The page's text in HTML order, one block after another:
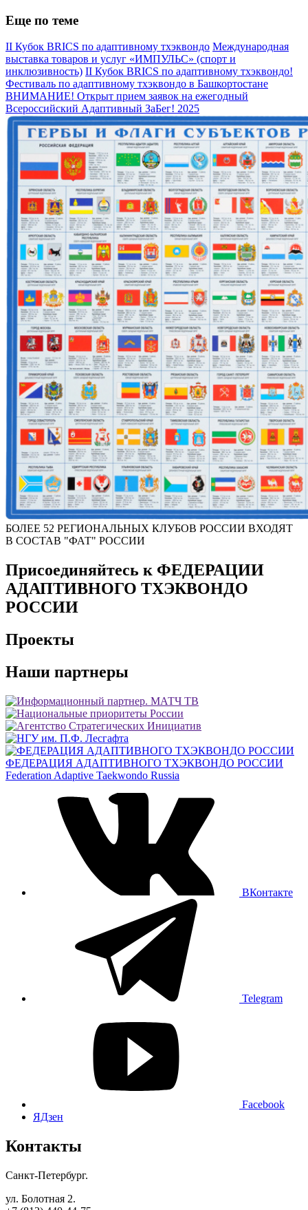
Еще по теме
II Кубок BRICS по адаптивному тхэквондо Международная
выставка товаров и услуг «ИМПУЛЬС» (спорт и
инклюзивность) II Кубок BRICS по адаптивному тхэквондо!
Фестиваль по адаптивному тхэквондо в Башкортостане
ВНИМАНИЕ! Открыт прием заявок на ежегодный
Всероссийский Адаптивный ЗаБег! 2025
БОЛЕЕ 52 РЕГИОНАЛЬНЫХ КЛУБОВ РОССИИ ВХОДЯТ
В СОСТАВ "ФАТ" РОССИИ
Присоединяйтесь к ФЕДЕРАЦИИ
АДАПТИВНОГО ТХЭКВОНДО
РОССИИ
Проекты
Наши партнеры
ФЕДЕРАЦИЯ АДАПТИВНОГО ТХЭКВОНДО РОССИИ
Federation Adaptive Taekwondo Russia
ВКонтакте
Telegram
Facebook
ЯДзен
Контакты
Санкт-Петербург.
ул. Болотная 2.